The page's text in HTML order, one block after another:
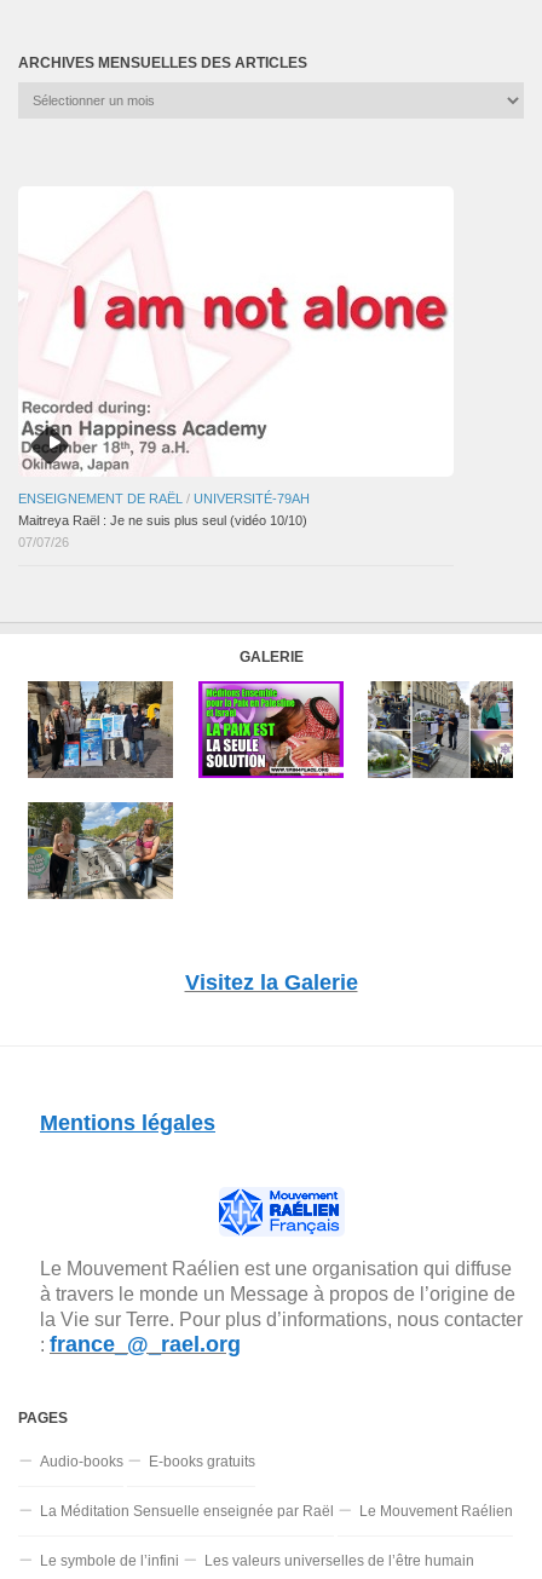
ARCHIVES MENSUELLES DES ARTICLES
Archives
ENSEIGNEMENT DE RAËL / UNIVERSITÉ-79AH
Maitreya Raël : Je ne suis plus seul (vidéo 10/10)
07/07/26
GALERIE
Visitez la Galerie
Mentions légales
Le Mouvement Raélien est une organisation qui diffuse
à travers le monde un Message à propos de l’origine de
la Vie sur Terre. Pour plus d’informations, nous contacter
: france_@_rael.org
PAGES
Audio-books E-books gratuits
La Méditation Sensuelle enseignée par Raël Le Mouvement Raélien
Le symbole de l’infini Les valeurs universelles de l’être humain